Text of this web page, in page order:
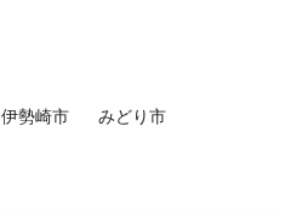
伊勢崎市
みどり市